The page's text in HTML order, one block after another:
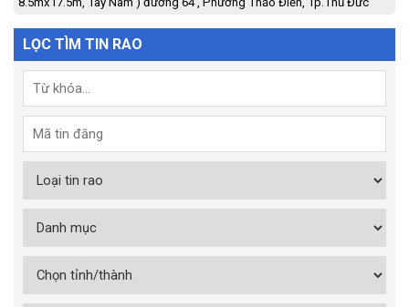
LỌC TÌM TIN RAO